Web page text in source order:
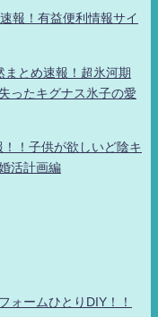
！有益便利情報サイ
まとめ速報！超氷河期
ったキグナス氷子の愛
！子供が欲しいど陰キ
活計画編
ォームひとりDIY！！